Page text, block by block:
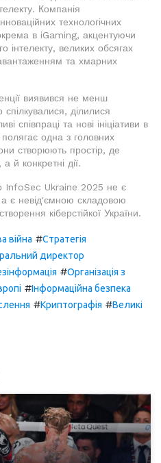
Компанія
технологічних
в iGaming, акцентуючи
інтелекту, великих обсягах
та хмарних
виявився не менш
ділилися
співпраці та нові ініціативи в
одна з головних
створюють простір, де
й конкретні дії.
InfoSec Ukraine 2025 не є
є невід'ємною складовою
кіберстійкої України.
війна #Стратегія
директор
#Організація з
#Інформаційна безпека
#Криптографія #Великі